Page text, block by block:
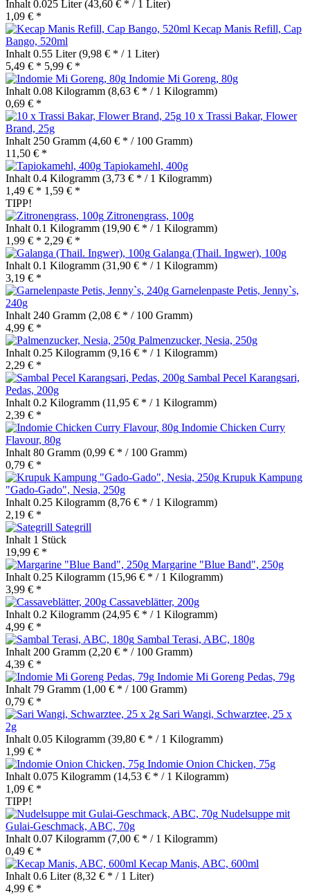
Inhalt 0.025 Liter(43,60 € * / 1 Liter)
1,09 € *
Kecap Manis Refill, Cap
Bango, 520ml
Inhalt 0.55 Liter(9,98 € * / 1 Liter)
5,49 € * 5,99 € *
Indomie Mi Goreng, 80g
Inhalt 0.08 Kilogramm (8,63 € * / 1 Kilogramm)
0,69 € *
10 x Trassi Bakar, Flower
Brand, 25g
Inhalt 250 Gramm (4,60 € * / 100 Gramm)
11,50 € *
Tapiokamehl, 400g
Inhalt 0.4 Kilogramm (3,73 € * / 1 Kilogramm)
1,49 € * 1,59 € *
TIPP!
Zitronengrass, 100g
Inhalt 0.1 Kilogramm (19,90 € * / 1 Kilogramm)
1,99 € * 2,29 € *
Galanga (Thail. Ingwer), 100g
Inhalt 0.1 Kilogramm (31,90 € * / 1 Kilogramm)
3,19 € *
Garnelenpaste Petis, Jenny`s,
240g
Inhalt 240 Gramm (2,08 € * / 100 Gramm)
4,99 € *
Palmenzucker, Nesia, 250g
Inhalt 0.25 Kilogramm (9,16 € * / 1 Kilogramm)
2,29 € *
Sambal Pecel Karangsari,
Pedas, 200g
Inhalt 0.2 Kilogramm (11,95 € * / 1 Kilogramm)
2,39 € *
Indomie Chicken Curry
Flavour, 80g
Inhalt 80 Gramm (0,99 € * / 100 Gramm)
0,79 € *
Krupuk Kampung
"Gado-Gado", Nesia, 250g
Inhalt 0.25 Kilogramm (8,76 € * / 1 Kilogramm)
2,19 € *
Sategrill
Inhalt 1 Stück
19,99 € *
Margarine "Blue Band", 250g
Inhalt 0.25 Kilogramm (15,96 € * / 1 Kilogramm)
3,99 € *
Cassaveblätter, 200g
Inhalt 0.2 Kilogramm (24,95 € * / 1 Kilogramm)
4,99 € *
Sambal Terasi, ABC, 180g
Inhalt 200 Gramm (2,20 € * / 100 Gramm)
4,39 € *
Indomie Mi Goreng Pedas, 79g
Inhalt 79 Gramm (1,00 € * / 100 Gramm)
0,79 € *
Sari Wangi, Schwarztee, 25 x
2g
Inhalt 0.05 Kilogramm (39,80 € * / 1 Kilogramm)
1,99 € *
Indomie Onion Chicken, 75g
Inhalt 0.075 Kilogramm (14,53 € * / 1 Kilogramm)
1,09 € *
TIPP!
Nudelsuppe mit
Gulai-Geschmack, ABC, 70g
Inhalt 0.07 Kilogramm (7,00 € * / 1 Kilogramm)
0,49 € *
Kecap Manis, ABC, 600ml
Inhalt 0.6 Liter(8,32 € * / 1 Liter)
4,99 € *